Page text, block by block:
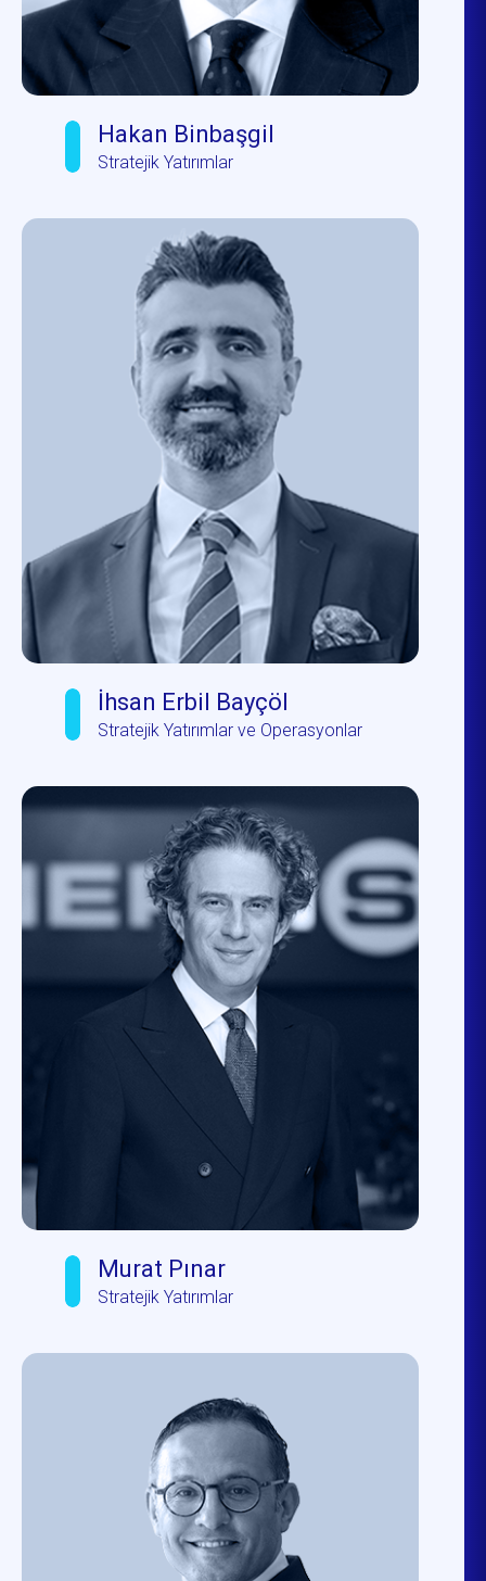
Hakan Binbaşgil
Stratejik Yatırımlar
İhsan Erbil Bayçöl
Stratejik Yatırımlar ve Operasyonlar
Murat Pınar
Stratejik Yatırımlar